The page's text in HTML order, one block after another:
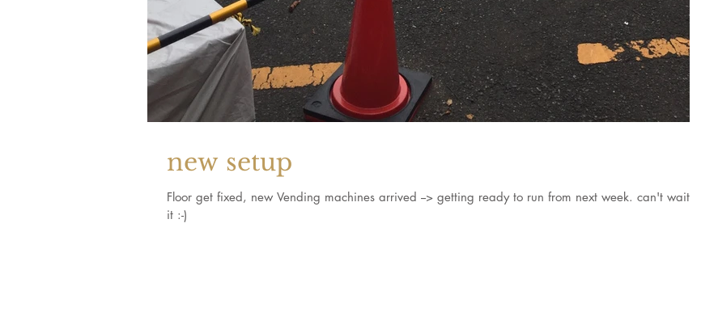
new setup
Floor get fixed, new Vending machines arrived --> getting ready to run from next week. can't wait for
it :-)